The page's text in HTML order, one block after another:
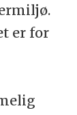
er for